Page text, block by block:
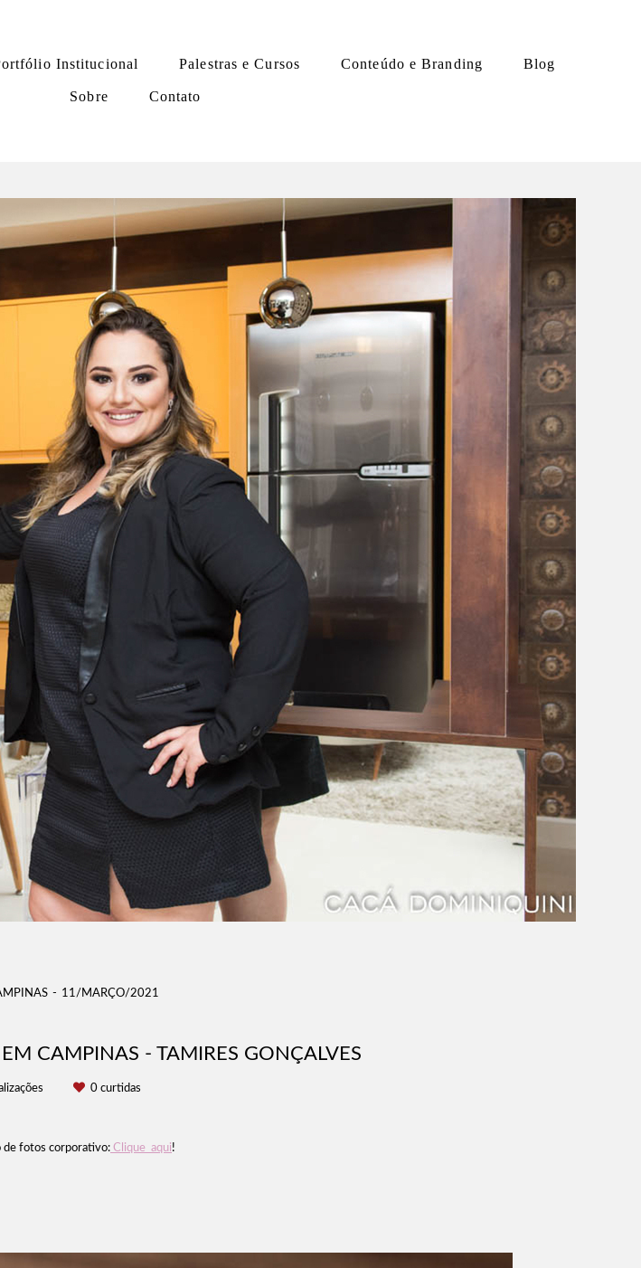
Institucional Palestras e Cursos Conteúdo e Branding Blog
Sobre Contato
11/MARÇO/2021
CAMPINAS - TAMIRES GONÇALVES
0curtidas
de fotos corporativo: Clique aqui!